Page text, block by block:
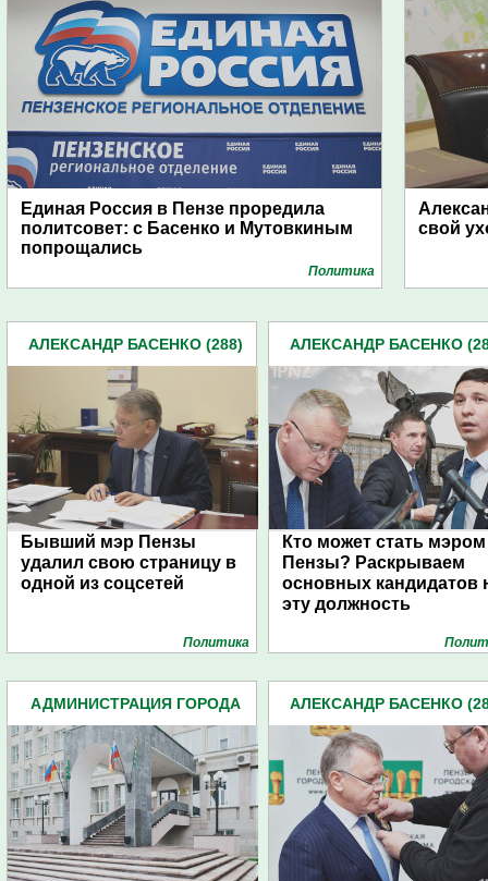
Единая Россия в Пензе проредила
политсовет: с Басенко и Мутовкиным
попрощались
Политика
свой
АЛЕКСАНДР БАСЕНКО (288)
Бывший мэр Пензы
удалил свою страницу в
одной из соцсетей
Политика
АЛЕКСАНДР БАСЕНКО
Кто может стать мэром
Пензы? Раскрываем
основных кандидатов
эту должность
АДМИНИСТРАЦИЯ ГОРОДА
АЛЕКСАНДР БАСЕНКО